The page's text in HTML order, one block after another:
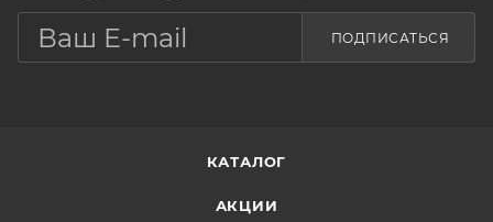
2 способ: использовать в качестве маски, приложив
на проблемные участки кожи (лоб, щеки,ПОДПИСАТЬСЯ
КАТАЛОГ
АКЦИИ